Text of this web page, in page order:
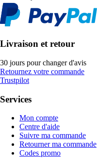
Livraison et retour
30 jours pour changer d'avis
Retournez votre commande
Trustpilot
Services
Mon compte
Centre d'aide
Suivre ma commande
Retourner ma commande
Codes promo